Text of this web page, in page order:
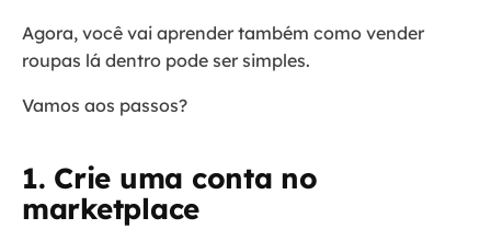
Agora, você vai aprender também como vender
roupas lá dentro pode ser simples.
Vamos aos passos?
1. Crie uma conta no
marketplace